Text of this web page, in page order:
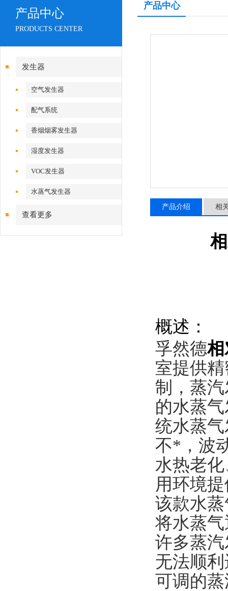
产品中心
PRODUCTS CENTER
发生器
空气发生器
配气系统
香烟烟雾发生器
湿度发生器
VOC发生器
水蒸气发生器
查看更多
产品中心
产品介绍 相
概述：
孚然德
室提供
制，蒸
的水蒸
统水蒸
不*，波
水热老
用环境
该款水
将水蒸
许多蒸
无法顺
可调的